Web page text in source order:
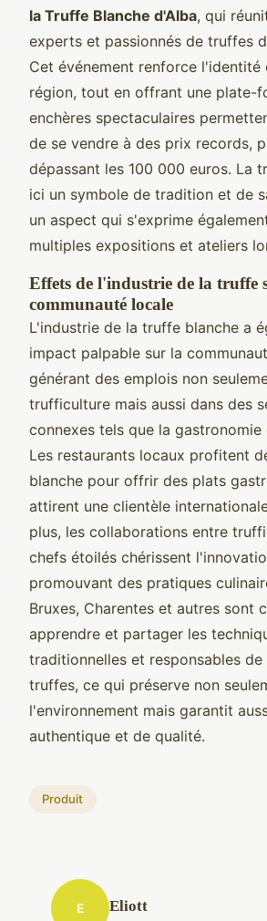
la Truffe Blanche d'Alba, qui
experts et passionnés de truffes
Cet événement renforce l'identité
région, tout en offrant une plate-
enchères spectaculaires
de se vendre à des prix records,
dépassant les 100 000 euros. La
ici un symbole de tradition et de
un aspect qui s'exprime
multiples expositions et ateliers
Effets de l'industrie de la truffe
communauté locale
L'industrie de la truffe blanche a
impact palpable sur la
générant des emplois non
trufficulture mais aussi dans des
connexes tels que la
Les restaurants locaux profitent
blanche pour offrir des plats
attirent une clientèle
plus, les collaborations entre
chefs étoilés chérissent
promouvant des pratiques
Bruxes, Charentes et autres sont
apprendre et partager les
traditionnelles et responsables
truffes, ce qui préserve non
l'environnement mais garantit
authentique et de qualité.
Produit
E Eliott